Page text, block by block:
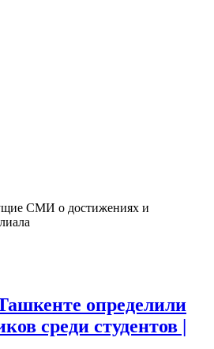
СМИ о достижениях и
определили
среди студентов |